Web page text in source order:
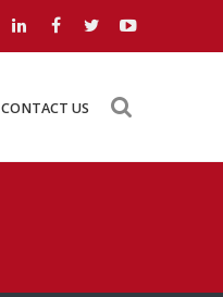
CONTACT US